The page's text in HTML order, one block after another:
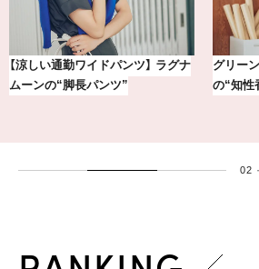
【銀座かねまつ】おしゃれ＆快適な
黒スニーカー4選
冷凍宅
える、
03